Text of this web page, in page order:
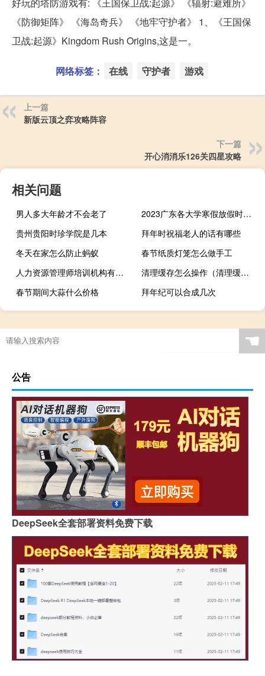
《防御矩阵》 《海岛奇兵》 《地牢守护者》 1、《王国保
卫战:起源》Kingdom Rush Origins,这是一。
网络标签： 在线 守护者 游戏
上一篇
新版云顶之弈攻略阵容
下一篇
开心消消乐126关四星攻略
相关问题
男人多大年龄才不会老了
2023广东各大学寒假放假时间什么时间
贵州贵阳时珍学院是几本
拜年时祝福老人的话有哪些
冬天在家怎么防止蚂蚁
春节纸质灯笼怎么做手工
人力资源管理师培训机构有哪些
清理缓存怎么操作（清理缓存）
春节期间大蒜什么价格
拜年纪可以合成几次
☚
公告
DeepSeek全套部署资料免费下载